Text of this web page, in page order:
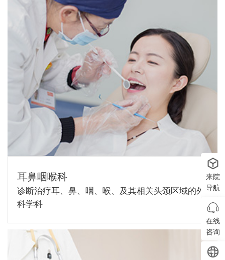
耳鼻咽喉科
诊断治疗耳、鼻、咽、喉、及其相关头颈区域的外
科学科
来院
导航
在线
咨询